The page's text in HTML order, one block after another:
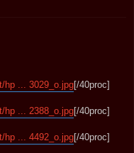
hp ... 3029_o.jpg[/40proc]
hp ... 2388_o.jpg[/40proc]
hp ... 4492_o.jpg[/40proc]